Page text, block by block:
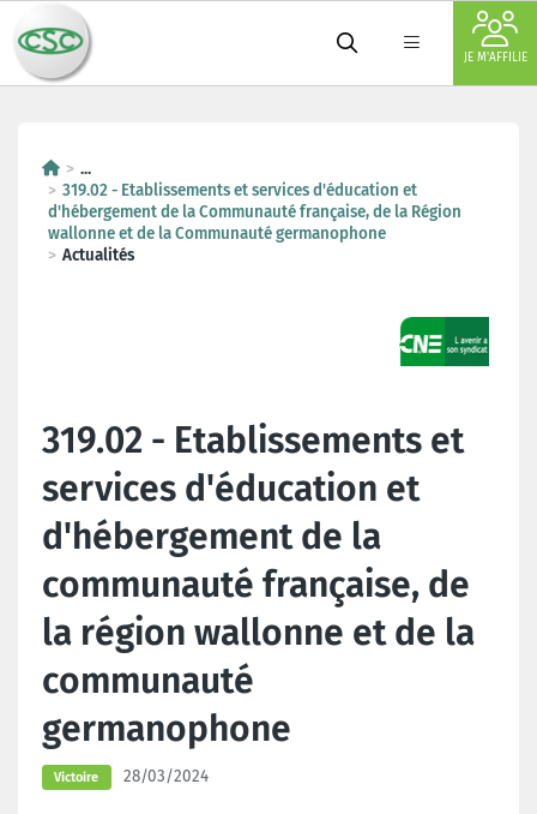
JE M'AFFILIE
...
319.02 - Etablissements et services d'éducation et
d'hébergement de la Communauté française, de la Région
wallonne et de la Communauté germanophone
Actualités
319.02 - Etablissements et
services d'éducation et
d'hébergement de la
communauté française, de
la région wallonne et de la
communauté
germanophone
Victoire 28/03/2024